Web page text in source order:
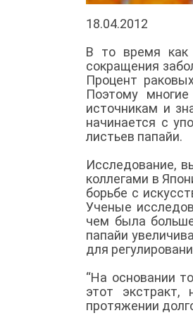
18.04.2012
В то время как
сокращения
Процент
Поэтому
источникам и
начинается с
листьев папайи.
Исследование,
коллегами в
борьбе с
Ученые
чем была
папайи
для
“На основании
этот экстракт,
протяжении